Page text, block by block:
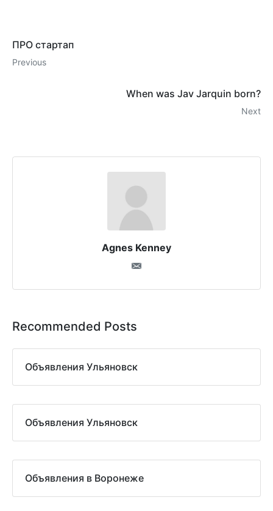
ПРО стартап
Previous
When was Jav Jarquin born?
Next
Agnes Kenney
Recommended Posts
Объявления Ульяновск
Объявления Ульяновск
Объявления в Воронеже